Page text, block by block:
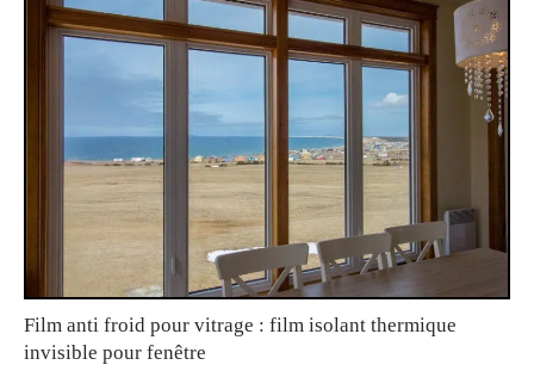
Film anti froid pour vitrage : film isolant thermique
invisible pour fenêtre